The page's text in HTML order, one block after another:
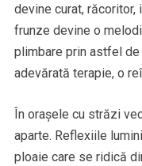
devine curat,
frunze devine o
plimbare prin astfel de
adevărată terapie, o
În orașele cu străzi
aparte. Reflexiile
ploaie care se ridică